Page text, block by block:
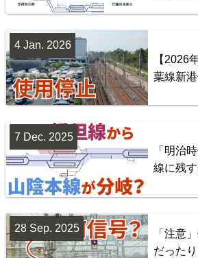
楽天市場 書泉 BOOTH
配線略図で辿る首都圏の回送列
【2026
葉線新
4 Jan. 2026
「明治
線に残
7 Dec. 2025
「注意
だった
28 Sep. 2025